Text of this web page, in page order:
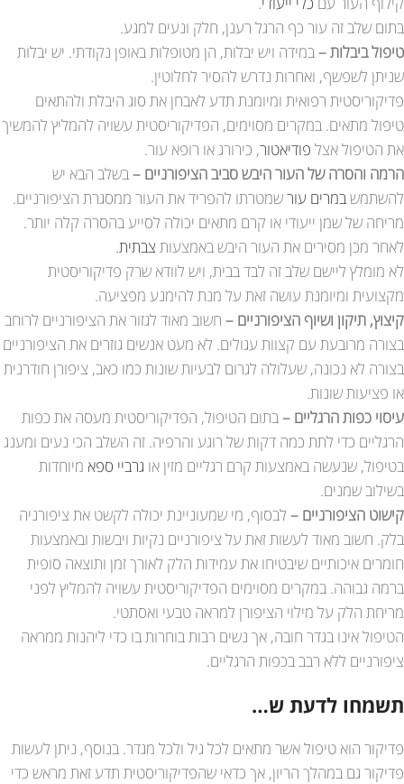
בתום שלב זה עור כף הרגל רענן, חלק ונעים למגע.
טיפול ביבלות –במידה ויש יבלות, הן מטופלות באופן נקודתי. יש יבלות
שניתן לשפשף, ואחרות נדרש להסיר לחלוטין.
פדיקוריסטית רפואית ומיומנת תדע לאבחן את סוג היבלת ולהתאים
טיפול מתאים. במקרים מסוימים, הפדיקוריסטית עשויה להמליץ להמשיך
את הטיפול אצל פודיאטור, כירורג או רופא עור.
הרמה והסרה של העור היבש סביב הציפורניים –בשלב הבא יש
להשתמשבמרים עורשמטרתו להפריד את העור ממסגרת הציפורניים.
מריחה של שמן ייעודי או קרם מתאים יכולה לסייע בהסרה קלה יותר.
לאחר מכן מסירים את העור היבש באמצעות צבתית.
לא מומלץ ליישם שלב זה לבד בבית, ויש לוודא שרק פדיקוריסטית
מקצועית ומיומנת עושה זאת על מנת להימנע מפציעה.
קיצוץ, תיקון ושיוף הציפורניים – חשוב מאוד לגזור את הציפורניים לרוחב
בצורה מרובעת עם קצוות עגולים. לא מעט אנשים גוזרים את הציפורניים
בצורה לא נכונה, שעלולה לגרום לבעיות שונות כמו כאב, ציפורן חודרנית
או פציעות שונות.
עיסוי כפות הרגליים –בתום הטיפול, הפדיקוריסטית מעסה את כפות
הרגליים כדי לתת כמה דקות של רוגע והרפיה. זה השלב הכי נעים ומענג
בטיפול, שנעשה באמצעות קרם רגליים מזין או גרביי ספא מיוחדות
בשילוב שמנים.
קישוט הציפורניים – לבסוף, מי שמעוניינת יכולה לקשט את ציפורניה
בלק. חשוב מאוד לעשות זאת על ציפורניים נקיות ויבשות ובאמצעות
חומרים איכותיים שיבטיחו את עמידות הלק לאורך זמן ותוצאה סופית
ברמה גבוהה. במקרים מסוימים הפדיקוריסטית עשויה להמליץ לפני
מריחת הלק על מילוי הציפורן למראה טבעי ואסתטי.
הטיפול אינו בגדר חובה, אך נשים רבות בוחרות בו כדי ליהנות ממראה
ציפורניים ללא רבב בכפות הרגליים.
תשמחו לדעת ש…
פדיקור הוא טיפול אשר מתאים לכל גיל ולכל מגדר. בנוסף, ניתן לעשות
פדיקור גם במהלך הריון, אך כדאי שהפדיקוריסטית תדע זאת מראש כדי